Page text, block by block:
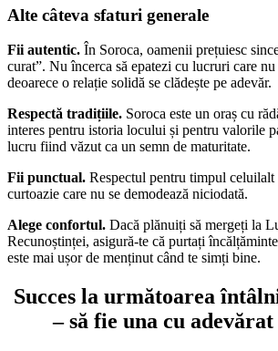
Alte câteva sfaturi generale
Fii autentic. În Soroca, oamenii prețuiesc
curat”. Nu încerca să epatezi cu lucruri care nu
deoarece o relație solidă se clădește pe adevăr.
Respectă tradițiile. Soroca este un oraș cu
interes pentru istoria locului și pentru valorile
lucru fiind văzut ca un semn de maturitate.
Fii punctual. Respectul pentru timpul celuilalt
curtoazie care nu se demodează niciodată.
Alege confortul. Dacă plănuiți să mergeți la
Recunoștinței, asigură-te că purtați
este mai ușor de menținut când te simți bine.
Succes la următoarea
– să fie una cu